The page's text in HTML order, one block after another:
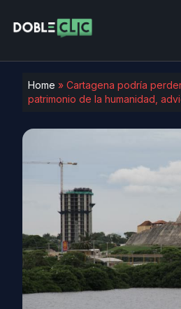
Home » Cartagena podría
patrimonio de la humanidad,